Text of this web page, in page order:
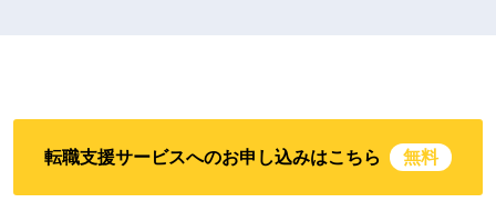
転職支援サービスへのお申し込みはこちら 無料